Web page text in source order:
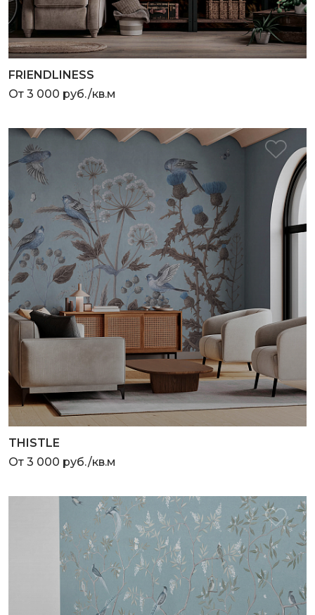
FRIENDLINESS
От 3 000 руб./кв.м
THISTLE
От 3 000 руб./кв.м